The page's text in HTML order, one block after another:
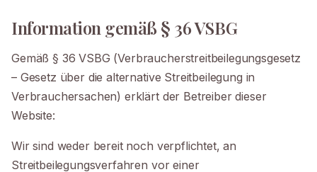
Information gemäß § 36 VSBG
Gemäß § 36 VSBG (Verbraucherstreitbeilegungsgesetz
– Gesetz über die alternative Streitbeilegung in
Verbrauchersachen) erklärt der Betreiber dieser
Website:
Wir sind weder bereit noch verpflichtet, an
Streitbeilegungsverfahren vor einer